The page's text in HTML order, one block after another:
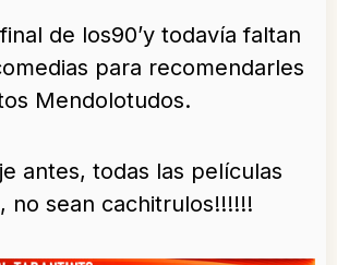
de los90’y todavía faltan
para recomendarles
Mendolotudos.
antes, todas las películas
no sean cachitrulos!!!!!!